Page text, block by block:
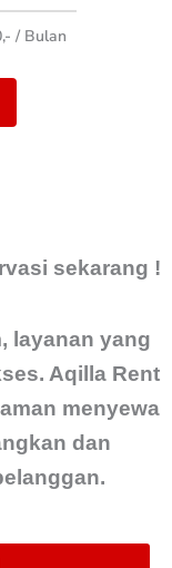
/ Bulan
sekarang !
layanan yang
Aqilla Rent
menyewa
dan